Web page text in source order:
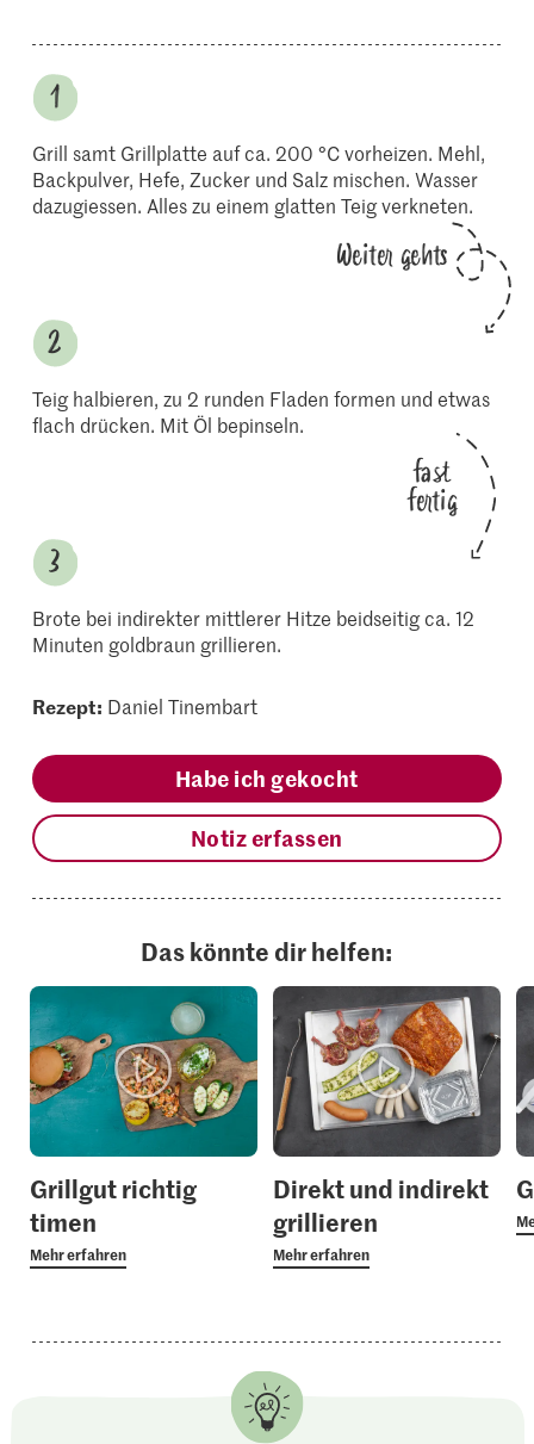
Grill samt Grillplatte auf ca. 200 °C vorheizen. Mehl,
Backpulver, Hefe, Zucker und Salz mischen. Wasser
dazugiessen. Alles zu einem glatten Teig verkneten.
Weiter gehts
Teig halbieren, zu 2 runden Fladen formen und etwas
flach drücken. Mit Öl bepinseln.
fast
fertig
Brote bei indirekter mittlerer Hitze beidseitig ca. 12
Minuten goldbraun grillieren.
Rezept: Daniel Tinembart
Habe ich gekocht
Notiz erfassen
Das könnte dir helfen:
Grillgut richtig
timen
Mehr erfahren
Direkt und indirekt
grillieren
Mehr erfahren